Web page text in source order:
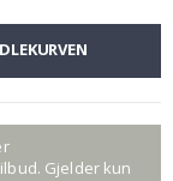
Gjelder kun